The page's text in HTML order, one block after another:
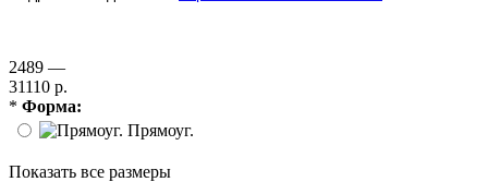
2489 —
31110 р.
* Форма:
Прямоуг.
Показать все размеры